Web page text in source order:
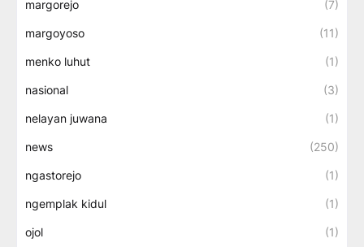
margorejo (7)
margoyoso (11)
menko luhut (1)
nasional (3)
nelayan juwana (1)
news (250)
ngastorejo (1)
ngemplak kidul (1)
ojol (1)